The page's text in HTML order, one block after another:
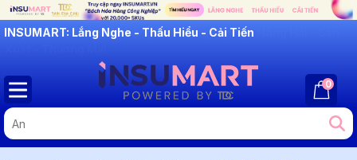
INSUMART: Lắng Nghe - Thấu Hiểu - Cải Tiến
0